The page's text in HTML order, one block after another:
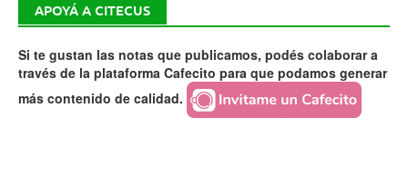
APOYÁ A CITECUS
Si te gustan las notas que publicamos, podés colaborar a
través de la plataforma Cafecito para que podamos generar
más contenido de calidad.